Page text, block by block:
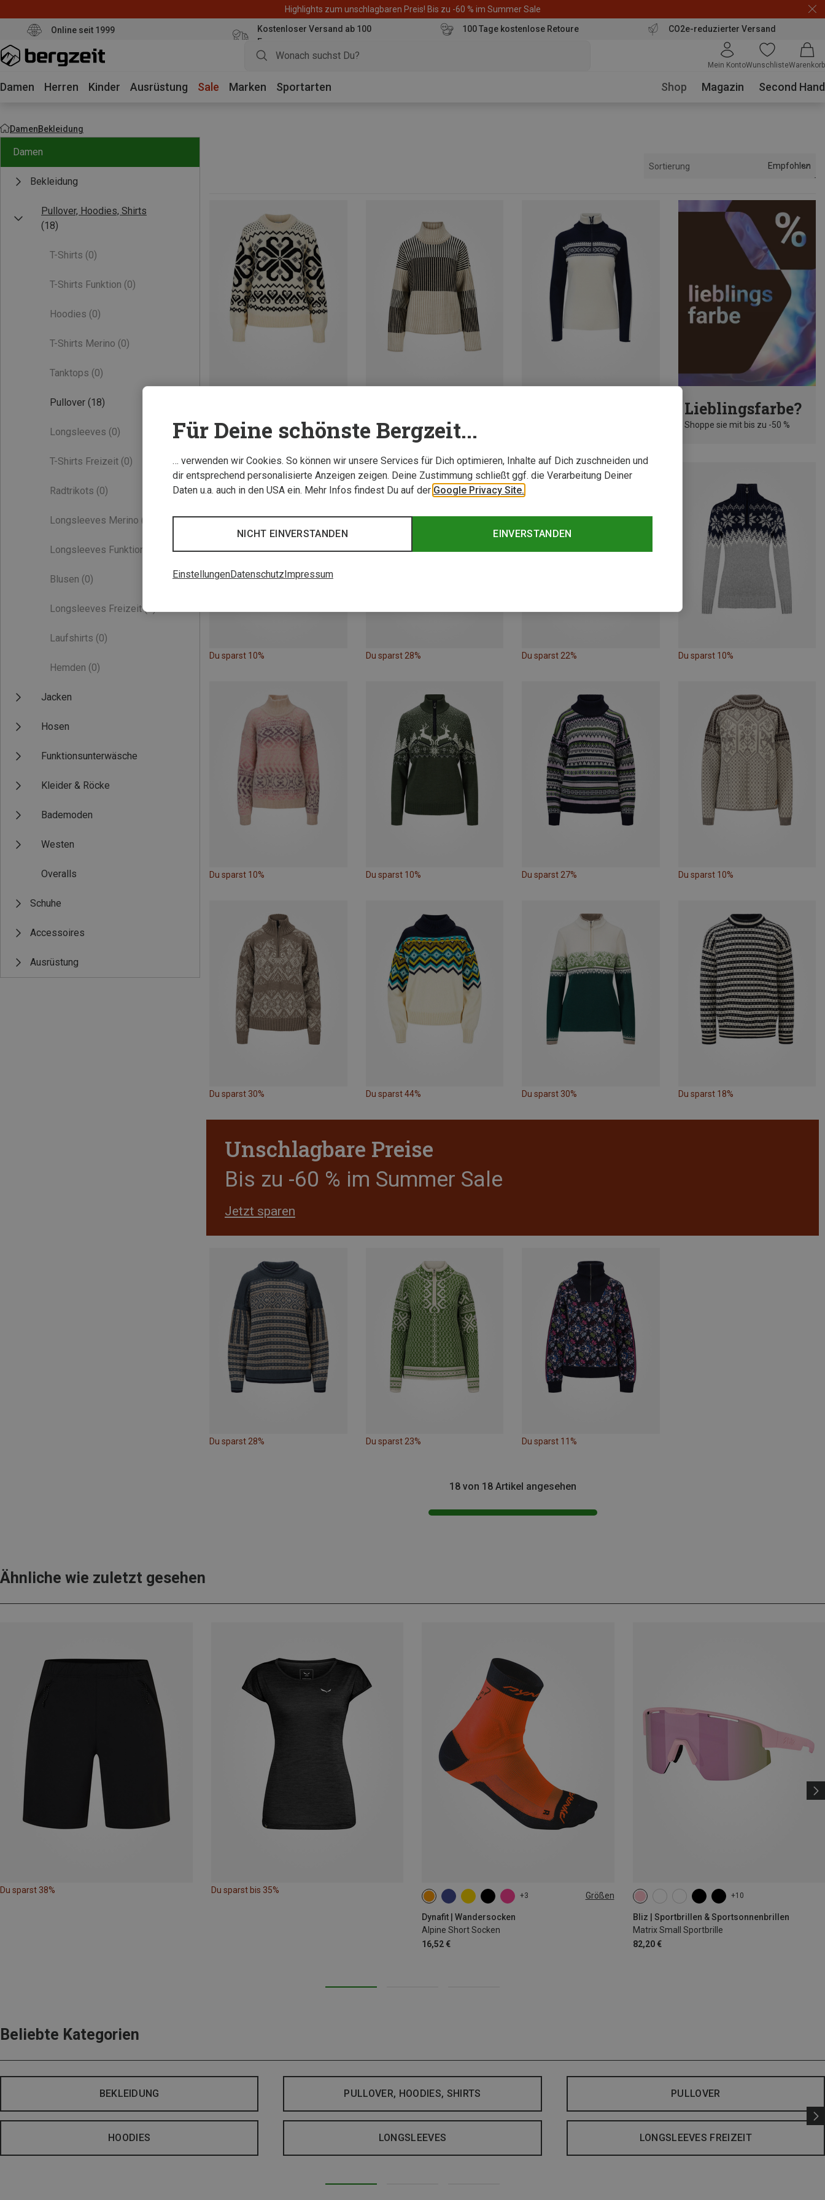
Highlights zum unschlagbaren Preis! Bis zu -60 % im Summer Sale
Online seit 1999
Kostenloser Versand ab 100
Euro
100 Tage kostenlose Retoure CO2e-reduzierter Versand
Mein KontoWunschlisteWarenkorb
Damen Herren Kinder Ausrüstung Sale Marken Sportarten Shop Magazin Second Hand
DamenBekleidung
Damen
Bekleidung
Pullover, Hoodies, Shirts
(18)
T-Shirts (0)
T-Shirts Funktion (0)
Hoodies (0)
T-Shirts Merino (0)
Tanktops (0)
Pullover (18)
Longsleeves (0)
T-Shirts Freizeit (0)
Radtrikots (0)
Longsleeves Merino (0)
Longsleeves Funktion
Blusen (0)
Longsleeves Freizeit (0)
Laufshirts (0)
Hemden (0)
Jacken
Hosen
Funktionsunterwäsche
Kleider & Röcke
Bademoden
Westen
Overalls
Schuhe
Accessoires
Ausrüstung
Sortierung Empfohlen
Lieblingsfarbe?
Shoppe sie mit bis zu -50 %
Du sparst 10% Du sparst 28% Du sparst 22% Du sparst 10%
Du sparst 10% Du sparst 10% Du sparst 27% Du sparst 10%
Du sparst 30% Du sparst 44% Du sparst 30% Du sparst 18%
Unschlagbare Preise
Bis zu -60 % im Summer Sale
Jetzt sparen
Du sparst 28% Du sparst 23% Du sparst 11%
18 von 18 Artikel angesehen
Ähnliche wie zuletzt gesehen
Du sparst 38% Du sparst bis 35%
+3 Größen
Dynafit | Wandersocken
Alpine Short Socken
16,52 €
35|36|37|38 39|40|41|42
+10
Bliz | Sportbrillen & Sportsonnenbrillen
Matrix Small Sportbrille
82,20 €
Beliebte Kategorien
BEKLEIDUNG PULLOVER, HOODIES, SHIRTS PULLOVER
HOODIES LONGSLEEVES LONGSLEEVES FREIZEIT
Für Deine schönste Bergzeit...
… verwenden wir Cookies. So können wir unsere Services für Dich optimieren, Inhalte auf Dich zuschneiden und
dir entsprechend personalisierte Anzeigen zeigen. Deine Zustimmung schließt ggf. die Verarbeitung Deiner
Daten u.a. auch in den USA ein. Mehr Infos findest Du auf der Google Privacy Site.
EINVERSTANDEN
NICHT EINVERSTANDEN
EinstellungenDatenschutzImpressum